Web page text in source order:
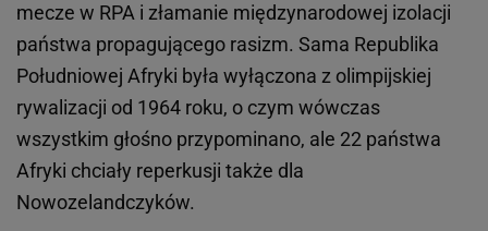
mecze w RPA i złamanie międzynarodowej izolacji
państwa propagującego rasizm. Sama Republika
Południowej Afryki była wyłączona z olimpijskiej
rywalizacji od 1964 roku, o czym wówczas
wszystkim głośno przypominano, ale 22 państwa
Afryki chciały reperkusji także dla
Nowozelandczyków.